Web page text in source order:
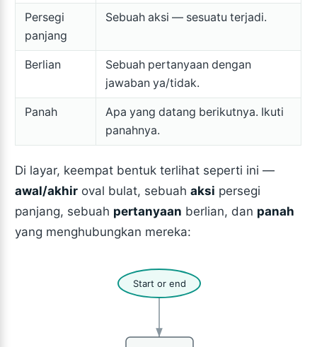
Persegi
panjang
Sebuah aksi — sesuatu terjadi.
Berlian
Sebuah pertanyaan dengan
jawaban ya/tidak.
Panah
Apa yang datang berikutnya. Ikuti
panahnya.
Di layar, keempat bentuk terlihat seperti ini —
awal/akhir oval bulat, sebuahaksi persegi
panjang, sebuah pertanyaan berlian, dan panah
yang menghubungkan mereka:
Start or end